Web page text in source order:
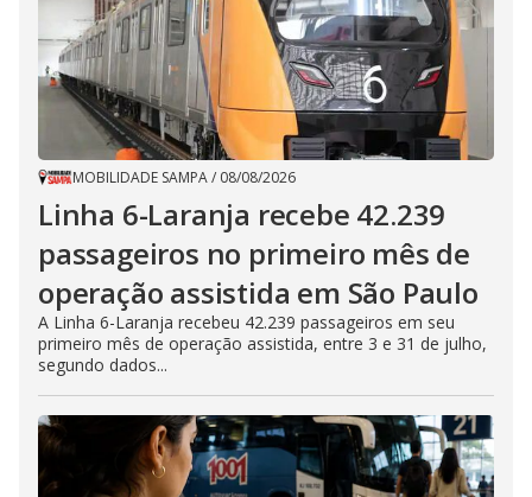
MOBILIDADE SAMPA/ 08/08/2026
Linha 6-Laranja recebe 42.239
passageiros no primeiro mês de
operação assistida em São Paulo
A Linha 6-Laranja recebeu 42.239 passageiros em seu
primeiro mês de operação assistida, entre 3 e 31 de julho,
segundo dados...